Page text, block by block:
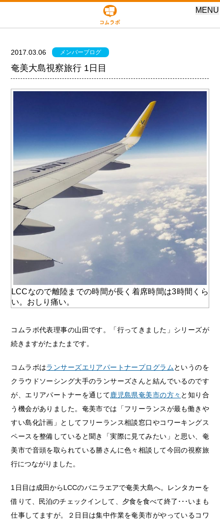
MENU
2017.03.06 メンバーブログ
奄美大島視察旅行 1日目
LCCなので離陸までの時間が長く着席時間は3時間くら
い。おしり痛い。
コムラボ代表理事の山田です。「行ってきました」シリーズが
続きますがたまたまです。
コムラボはランサーズエリアパートナープログラムというのを
クラウドソーシング大手のランサーズさんと結んでいるのです
が、エリアパートナーを通じて鹿児島県奄美市の方々 と知り合
う機会がありました。奄美市では「フリーランスが最も働きや
すい島化計画」としてフリーランス相談窓口やコワーキングス
ペースを整備していると聞き「実際に見てみたい」と思い、奄
美市で音頭を取られている勝さんに色々相談して今回の視察旅
行につながりました。
1日目は成田からLCCのバニラエアで奄美大島へ。レンタカーを
借りて、民泊のチェックインして、夕食を食べて終了･･･いまも
仕事してますが。２日目は集中作業を奄美市がやっているコワ